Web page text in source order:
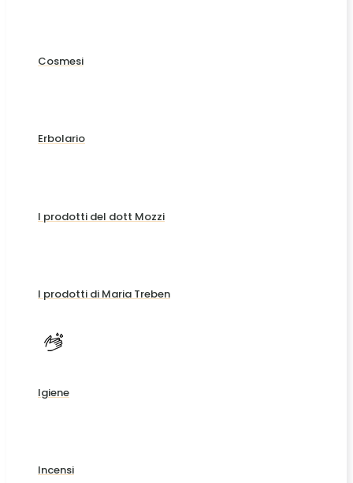
Cosmesi
Erbolario
I prodotti del dott Mozzi
I prodotti di Maria Treben
Igiene
Incensi